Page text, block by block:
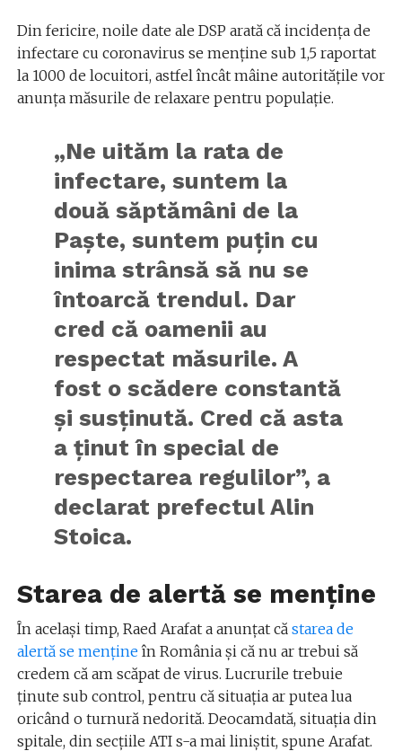
Din fericire, noile date ale DSP arată că incidența de
infectare cu coronavirus se menține sub 1,5 raportat
la 1000 de locuitori, astfel încât mâine autoritățile vor
anunța măsurile de relaxare pentru populație.
„Ne uităm la rata de
infectare, suntem la
două săptămâni de la
Paște, suntem puțin cu
inima strânsă să nu se
întoarcă trendul. Dar
cred că oamenii au
respectat măsurile. A
fost o scădere constantă
și susținută. Cred că asta
a ținut în special de
respectarea regulilor”, a
declarat prefectul Alin
Stoica.
Starea de alertă se menține
În același timp, Raed Arafat a anunțat că starea de
alertă se mențineîn România și că nu ar trebui să
credem că am scăpat de virus. Lucrurile trebuie
ținute sub control, pentru că situația ar putea lua
oricând o turnură nedorită. Deocamdată, situația din
spitale, din secțiile ATI s-a mai liniștit, spune Arafat.